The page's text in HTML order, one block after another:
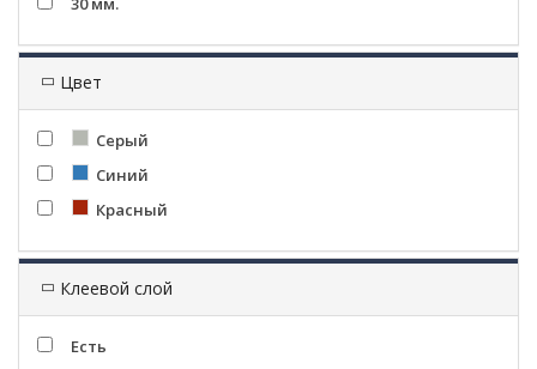
Цвет
Серый
Синий
Красный
Клеевой слой
Есть